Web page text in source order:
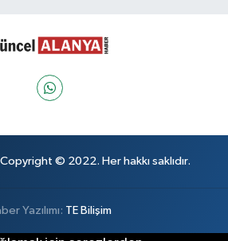
Copyright © 2022. Her hakkı saklıdır.
Yazılımı: TE Bilişim